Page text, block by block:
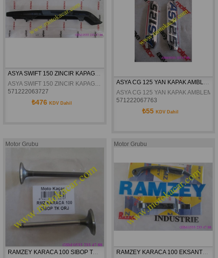
ASYA SWIFT 150 ZINCIR KAPAGI ORJiINAL
ASYA SWIFT 150 ZINCIR KAPAGI ORJiINAL
571222063727
₺476 KDV Dahil
ASYA CG 125 YAN KAPAK AMBLEM
571222067763
₺55 KDV Dahil
Motor Grubu
RAMZEY KARACA 100 SIBOP TAKIM ORJINAL
Motor Grubu